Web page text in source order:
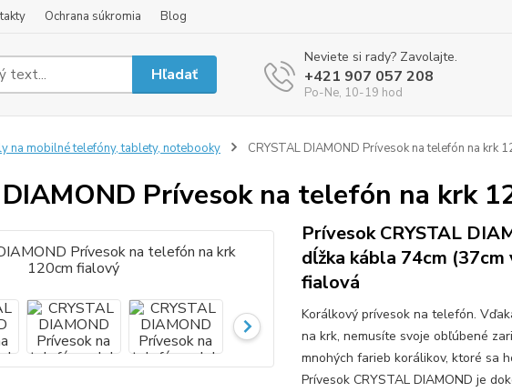
Ochrana súkromia Blog
Hľadať
Neviete si rady? Zavolajte.
+421 907 057 208
Po-Ne, 10-19 hod
na mobilné telefóny, tablety, notebooky CRYSTAL DIAMOND Prívesok na telefón na krk
DIAMOND Prívesok na telefón na krk
Prívesok CRYSTAL
dĺžka kábla 74cm
fialová
Korálkový prívesok na telefón.
na krk, nemusíte svoje obľúbené
mnohých farieb korálikov, ktoré sa
Prívesok CRYSTAL DIAMOND je